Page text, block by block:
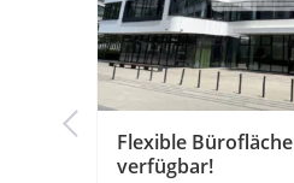
Flexible
verfügbar!